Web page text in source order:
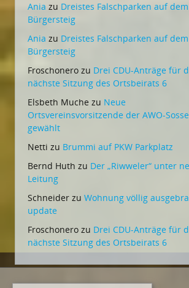
Ania zu Dreistes Falschparken auf dem
Bürgersteig
Ania zu Dreistes Falschparken auf dem
Bürgersteig
Froschonero zu Drei CDU-Anträge für
nächste Sitzung des Ortsbeirats 6
Elsbeth Muche zu Neue
Ortsvereinsvorsitzende der AWO-
gewählt
Netti zu Brummi auf PKW Parkplatz
Bernd Huth zu Der „Riwweler“ unter
Leitung
Schneider zu Wohnung völlig
update
Froschonero zu Drei CDU-Anträge für
nächste Sitzung des Ortsbeirats 6